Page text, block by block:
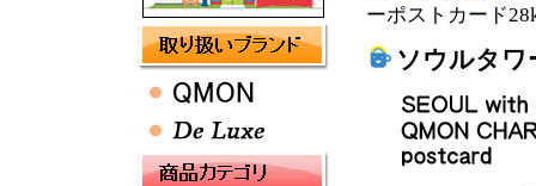
ーポストカード
ソウルタワ